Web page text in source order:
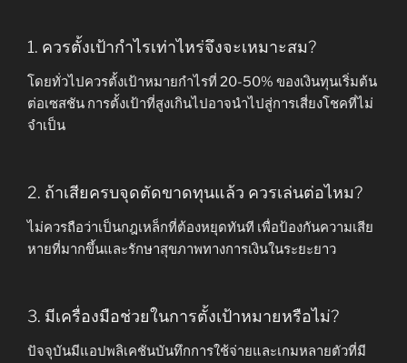
1. ควรตั้งเป้ากำไรเท่าไหร่จึงจะเหมาะสม?
โดยทั่วไปควรตั้งเป้าหมายกำไรที่ 20-50% ของเงินทุนเริ่มต้น
ต่อเซสชัน การตั้งเป้าที่สูงเกินไปอาจนำไปสู่การเสี่ยงโชคที่ไม่
จำเป็น
2. ถ้าเสียครบจุดตัดขาดทุนแล้ว ควรเล่นต่อไหม?
ไม่ควรถือว่าเป็นกฎเหล็กที่ต้องหยุดทันที เพื่อป้องกันความเสีย
หายที่มากขึ้นและรักษาสุขภาพทางการเงินในระยะยาว
3. มีเครื่องมือช่วยในการตั้งเป้าหมายหรือไม่?
ปัจจุบันมีแอปพลิเคชันบันทึกการใช้จ่ายและเกมหลายตัวที่มี